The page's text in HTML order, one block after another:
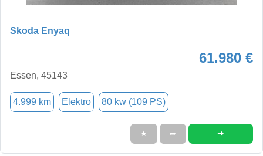
Skoda Enyaq
61.980 €
Essen, 45143
4.999 km Elektro 80 kw (109 PS)
★ ➦ ➜